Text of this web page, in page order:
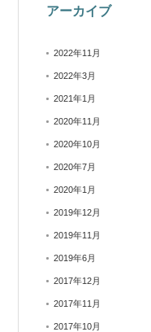
アーカイブ
2022年11月
2022年3月
2021年1月
2020年11月
2020年10月
2020年7月
2020年1月
2019年12月
2019年11月
2019年6月
2017年12月
2017年11月
2017年10月